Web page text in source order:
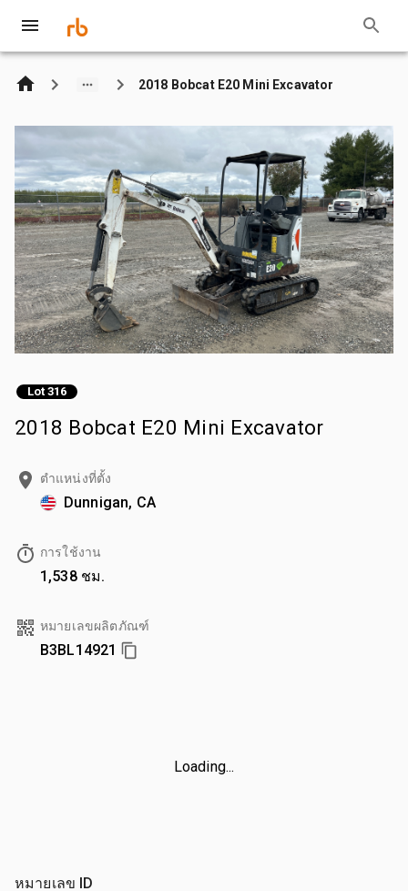
2018 Bobcat E20 Mini Excavator
Lot 316
2018 Bobcat E20 Mini Excavator
ตำแหน่งที่ตั้ง
Dunnigan, CA
การใช้งาน
1,538 ชม.
หมายเลขผลิตภัณฑ์
B3BL14921
Loading...
หมายเลข ID